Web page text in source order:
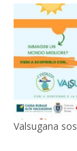
Valsugana